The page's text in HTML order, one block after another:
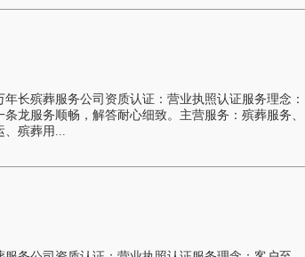
长殡葬服务公司资质认证：营业执照认证服务理念：
龙服务顺畅，解答耐心细致。主营服务：殡葬服务、
殡葬用...